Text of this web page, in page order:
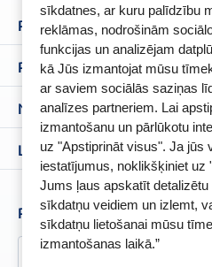
sīkdatnes, ar kuru palīdzību
reklāmas, nodrošinām
funkcijas un analizējam
kā Jūs izmantojat mūsu
ar saviem sociālās saziņas
analīzes partneriem. Lai
izmantošanu un pārlūkotu
uz "Apstiprināt visus". Ja jūs
iestatījumus, noklikšķiniet uz
Jums ļaus apskatīt
sīkdatņu veidiem un izlemt,
sīkdatņu lietošanai mūsu
izmantošanas laikā.”
Par mums
Par BENU
Benu Blogs
Aptiekas
Palīdzība un informācija
BENU Aptieka kontakti
Piegāde
Biežāk uzdotie jautājumi
Kā iepirkties
Noteikumi
Lietošanas noteikumi
Atteikuma tiesību veidlapa
Privātuma politika
Sīkfailu politika
Videonovērošanas politika
Lojalitātes programma
BENU karte
Senioru priekšrocības
Īpašās priekšrocības
Piesakies un esi pirmais, kas